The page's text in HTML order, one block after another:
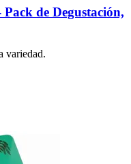
de Degustación,
variedad.